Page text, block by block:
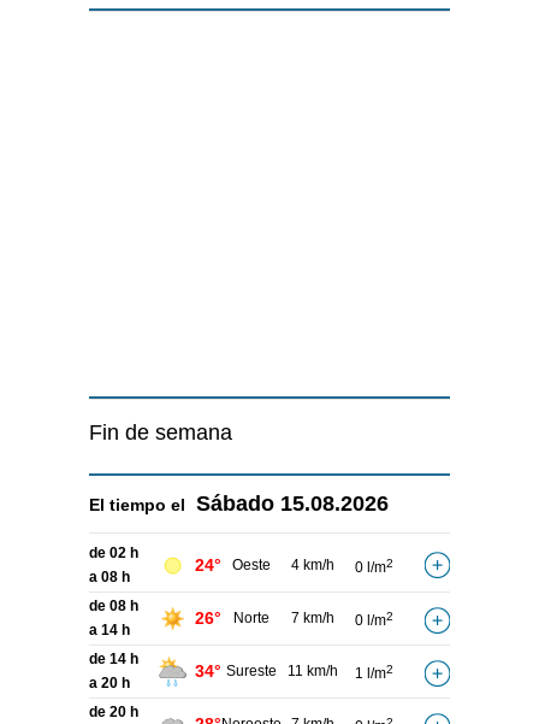
Fin de semana
El tiempo el Sábado 15.08.2026
de 02 h
a 08 h
24° Oeste 4 km/h 0 l/m2
de 08 h
a 14 h
26° Norte 7 km/h 0 l/m2
de 14 h
a 20 h
34° Sureste 11 km/h 1 l/m2
de 20 h